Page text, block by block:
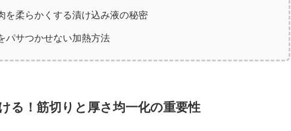
を柔らかくする漬け込み液の秘密
パサつかせない加熱方法
る！筋切りと厚さ均一化の重要性